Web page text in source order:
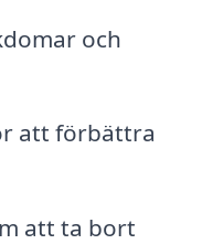
och
att förbättra
att ta bort